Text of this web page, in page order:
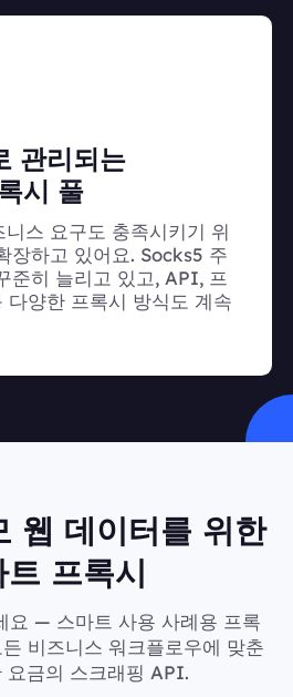
관리되는
시 풀
스 요구도 충족시키기 위
장하고 있어요. Socks5 주
준히 늘리고 있고, API, 프
양한 프록시 방식도 계속
웹 데이터를 위한
트 프록시
요 — 스마트 사용 사례용 프록
비즈니스 워크플로우에 맞춘
요금의 스크래핑 API.